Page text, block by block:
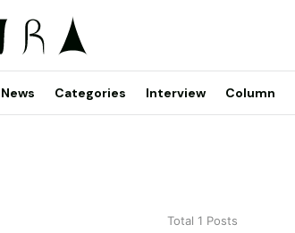
News Categories Interview Column
Total 1 Posts